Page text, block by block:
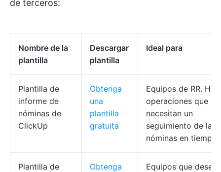
de terceros:
Nombre de la
plantilla
Descargar
plantilla
Ideal para
Plantilla de
informe de
nóminas de
ClickUp
Obtenga
una
plantilla
gratuita
Equipos de RR. HH.
operaciones que
necesitan un
seguimiento de las
nóminas en tiempo
Plantilla de
Obtenga
Equipos que desean